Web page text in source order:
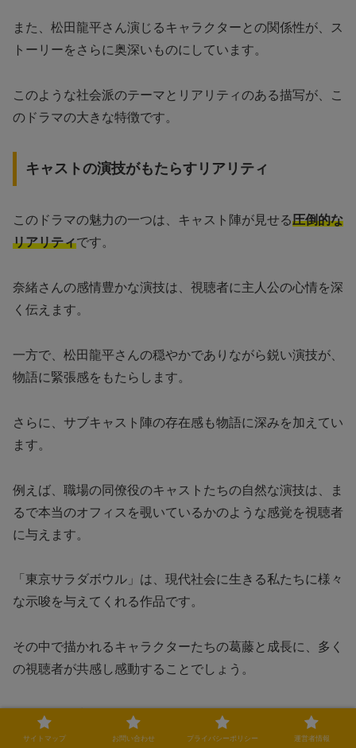
また、松田龍平さん演じるキャラクターとの関係性が、ス
トーリーをさらに奥深いものにしています。
このような社会派のテーマとリアリティのある描写が、こ
のドラマの大きな特徴です。
キャストの演技がもたらすリアリティ
このドラマの魅力の一つは、キャスト陣が見せる圧倒的な
リアリティです。
奈緒さんの感情豊かな演技は、視聴者に主人公の心情を深
く伝えます。
一方で、松田龍平さんの穏やかでありながら鋭い演技が、
物語に緊張感をもたらします。
さらに、サブキャスト陣の存在感も物語に深みを加えてい
ます。
例えば、職場の同僚役のキャストたちの自然な演技は、ま
るで本当のオフィスを覗いているかのような感覚を視聴者
に与えます。
「東京サラダボウル」は、現代社会に生きる私たちに様々
な示唆を与えてくれる作品です。
その中で描かれるキャラクターたちの葛藤と成長に、多く
の視聴者が共感し感動することでしょう。
ぜひその魅力を、自らの目で確かめてみてください！
サイトマップ お問い合わせ プライバシーポリシー 運営者情報